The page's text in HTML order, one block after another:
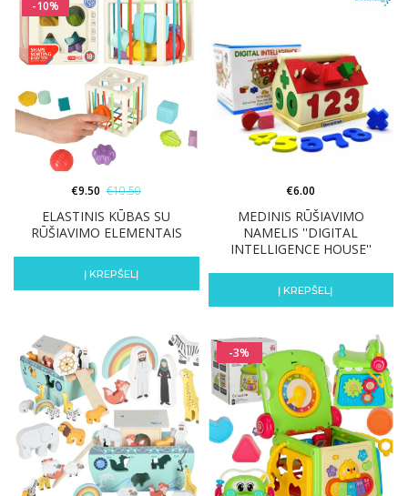
-10%
ELASTINIS KŪBAS SU
RŪŠIAVIMO ELEMENTAIS
€9.50 €10.50
Į KREPŠELĮ
MEDINIS RŪŠIAVIMO
NAMELIS ''DIGITAL
INTELLIGENCE HOUSE''
€6.00
Į KREPŠELĮ
-3%